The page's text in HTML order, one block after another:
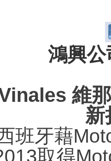
鴻興
維
新
班牙藉
取得